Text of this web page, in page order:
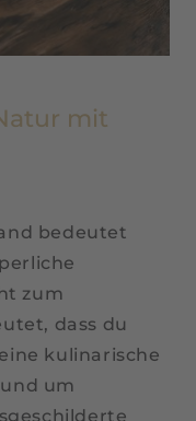
mit
bedeutet
zum
dass du
kulinarische
um